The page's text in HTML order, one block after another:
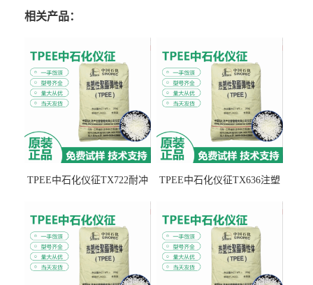
相关产品：
TPEE中石化仪征TX722耐冲
TPEE中石化仪征TX636注塑